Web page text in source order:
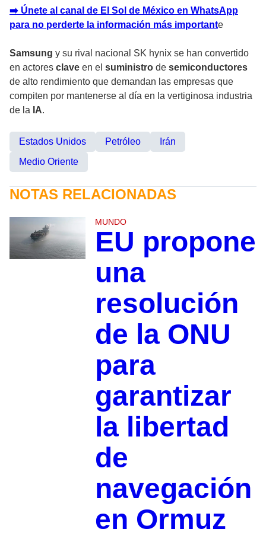
➡️ Únete al canal de El Sol de México en WhatsApp
para no perderte la información más importante
Samsung y su rival nacional SK hynix se han convertido
en actores clave en el suministro de semiconductores
de alto rendimiento que demandan las empresas que
compiten por mantenerse al día en la vertiginosa industria
de la IA.
Estados Unidos Petróleo
Irán
Medio Oriente
NOTAS RELACIONADAS
MUNDO
EU propone
una
resolución
de la ONU
para
garantizar
la libertad
de
navegación
en Ormuz